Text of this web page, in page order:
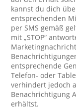
kannst du dich
entsprechenden
per SMS gemäß
mit „STOP“
entsprechende
Telefon- oder
verhindert jedoch
Benachrichtigung
erhältst.